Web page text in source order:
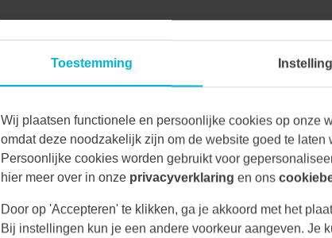
Toestemming
Wij plaatsen functionele en persoonlijke cookies op onze
omdat deze noodzakelijk zijn om de website goed te laten
Persoonlijke cookies worden gebruikt voor
hier meer over in onze privacyverklaring en ons
Door op 'Accepteren' te klikken, ga je akkoord met het
Bij instellingen kun je een andere voorkeur aangeven. Je